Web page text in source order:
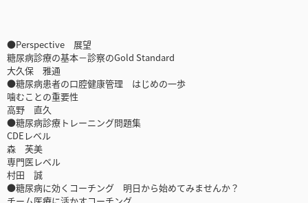
●Perspective 展望
糖尿病診療の基本－診察のGold Standard
大久保 雅通
●糖尿病患者の口腔健康管理 はじめの一歩
噛むことの重要性
高野 直久
●糖尿病診療トレーニング問題集
CDEレベル
森 芙美
専門医レベル
村田 誠
●糖尿病に効くコーチング 明日から始めてみませんか？